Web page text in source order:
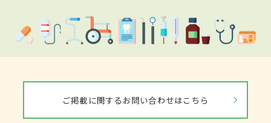
ご掲載に関するお問い合わせはこちら